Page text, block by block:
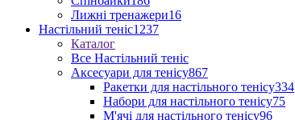
Лижні тренажери16
Настільний теніс1237
Каталог
Все Настільний теніс
Аксесуари для тенісу867
Ракетки для настільного тенісу334
Набори для настільного тенісу75
М'ячі для настільного тенісу96